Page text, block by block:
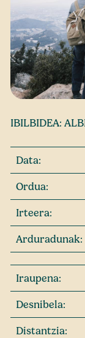
IBILBIDEA:
Data:
Ordua:
Irteera:
Arduradunak:
Iraupena:
Desnibela:
Distantzia: